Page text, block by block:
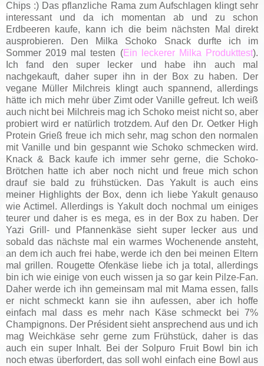
Chips :) Das pflanzliche Rama zum Aufschlagen klingt sehr
interessant und da ich momentan ab und zu schon
Erdbeeren kaufe, kann ich die beim nächsten Mal direkt
ausprobieren. Den Milka Schoko Snack durfte ich im
Sommer 2019 mal testen (Ein leckerer Milka Produkttest).
Ich fand den super lecker und habe ihn auch mal
nachgekauft, daher super ihn in der Box zu haben. Der
vegane Müller Milchreis klingt auch spannend, allerdings
hätte ich mich mehr über Zimt oder Vanille gefreut. Ich weiß
auch nicht bei Milchreis mag ich Schoko meist nicht so, aber
probiert wird er natürlich trotzdem. Auf den Dr. Oetker High
Protein Grieß freue ich mich sehr, mag schon den normalen
mit Vanille und bin gespannt wie Schoko schmecken wird.
Knack & Back kaufe ich immer sehr gerne, die Schoko-
Brötchen hatte ich aber noch nicht und freue mich schon
drauf sie bald zu frühstücken. Das Yakult is auch eins
meiner Highlights der Box, denn ich liebe Yakult genauso
wie Actimel. Allerdings is Yakult doch nochmal um einiges
teurer und daher is es mega, es in der Box zu haben. Der
Yazi Grill- und Pfannenkäse sieht super lecker aus und
sobald das nächste mal ein warmes Wochenende ansteht,
an dem ich auch frei habe, werde ich den bei meinen Eltern
mal grillen. Rougette Ofenkäse liebe ich ja total, allerdings
bin ich wie einige von euch wissen ja so gar kein Pilze-Fan.
Daher werde ich ihn gemeinsam mal mit Mama essen, falls
er nicht schmeckt kann sie ihn aufessen, aber ich hoffe
einfach mal dass es mehr nach Käse schmeckt bei 7%
Champignons. Der Président sieht ansprechend aus und ich
mag Weichkäse sehr gerne zum Frühstück, daher is das
auch ein super Inhalt. Bei der Solpuro Fruit Bowl bin ich
noch etwas überfordert, das soll wohl einfach eine Bowl aus